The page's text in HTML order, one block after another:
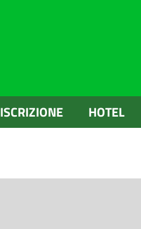
ISCRIZIONE HOTEL